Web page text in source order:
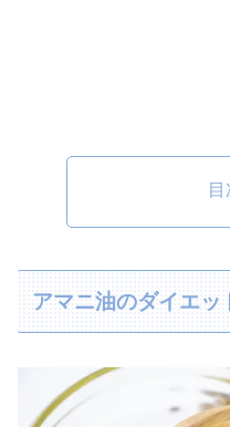
目
アマニ油のダイエッ